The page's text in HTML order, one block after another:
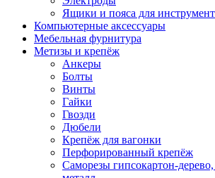
Ящики и пояса для
Компьютерные аксессуары
Мебельная фурнитура
Метизы и крепёж
Анкеры
Болты
Винты
Гайки
Гвозди
Дюбели
Крепёж для вагонки
Перфорированный крепёж
Саморезы гипсокартон-